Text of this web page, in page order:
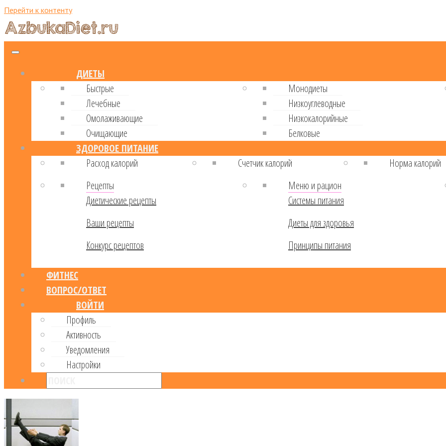
Перейти к контенту
ДИЕТЫ
Быстрые
Лечебные
Омолаживающие
Очищающие
Монодиеты
Низкоуглеводные
Низкокалорийные
Белковые
ЗДОРОВОЕ ПИТАНИЕ
Расход калорий
Cчетчик калорий Норма калорий
Рецепты
Диетические рецепты
Ваши рецепты
Конкурс рецептов
Меню и рацион
Системы питания
Диеты для здоровья
Принципы питания
ФИТНЕС
ВОПРОС/ОТВЕТ
ВОЙТИ
Профиль
Активность
Уведомления
Настройки